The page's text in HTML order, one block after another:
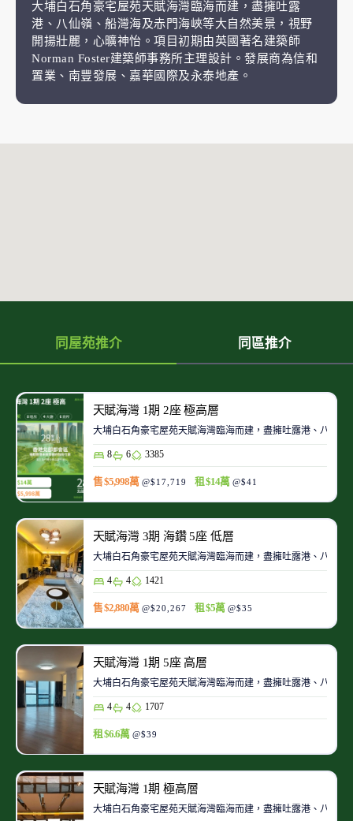
大埔白石角豪宅屋苑天賦海灣臨海而建，盡擁吐露
港、八仙嶺、船灣海及赤門海峽等大自然美景，視野
開揚壯麗，心曠神怡。項目初期由英國著名建築師
Norman Foster建築師事務所主理設計。發展商為信和
置業、南豐發展、嘉華國際及永泰地產。
同屋苑推介 同區推介
天賦海灣 1期 2座 極高層
大埔白石角豪宅屋苑天賦海灣臨海而建，盡擁吐露港、八仙
8 6 3385
售 $5,998萬 @$17,719 租 $14萬 @$41
天賦海灣 3期 海鑽 5座 低層
大埔白石角豪宅屋苑天賦海灣臨海而建，盡擁吐露港、八仙
4 4 1421
售 $2,880萬 @$20,267 租 $5萬 @$35
天賦海灣 1期 5座 高層
大埔白石角豪宅屋苑天賦海灣臨海而建，盡擁吐露港、八仙
4 4 1707
租 $6.6萬 @$39
天賦海灣 1期 極高層
大埔白石角豪宅屋苑天賦海灣臨海而建，盡擁吐露港、八仙